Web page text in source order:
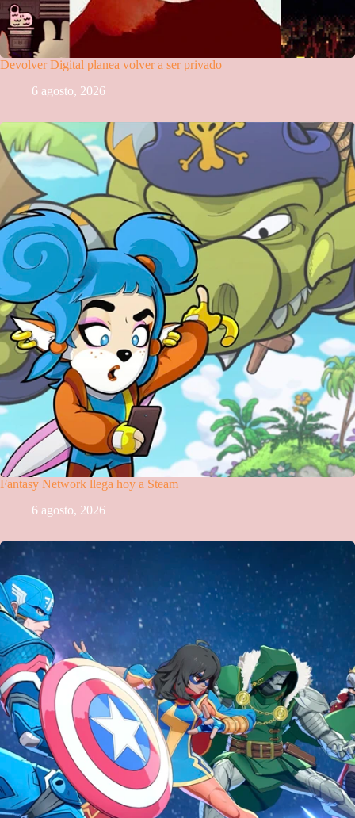
Devolver Digital planea volver a ser privado
6 agosto, 2026
Fantasy Network llega hoy a Steam
6 agosto, 2026